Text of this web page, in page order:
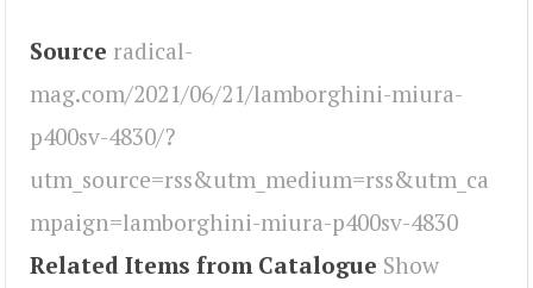
Source radical-
mag.com/2021/06/21/lamborghini-miura-
p400sv-4830/?
utm_source=rss&utm_medium=rss&utm_ca
mpaign=lamborghini-miura-p400sv-4830
Related Items from Catalogue Show